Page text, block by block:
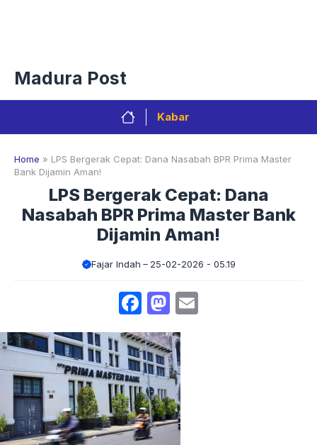
Madura Post
Kabar
Home » LPS Bergerak Cepat: Dana Nasabah BPR Prima Master
Bank Dijamin Aman!
LPS Bergerak Cepat: Dana
Nasabah BPR Prima Master Bank
Dijamin Aman!
Fajar Indah 25-02-2026 - 05.19
Facebook
Mastodon